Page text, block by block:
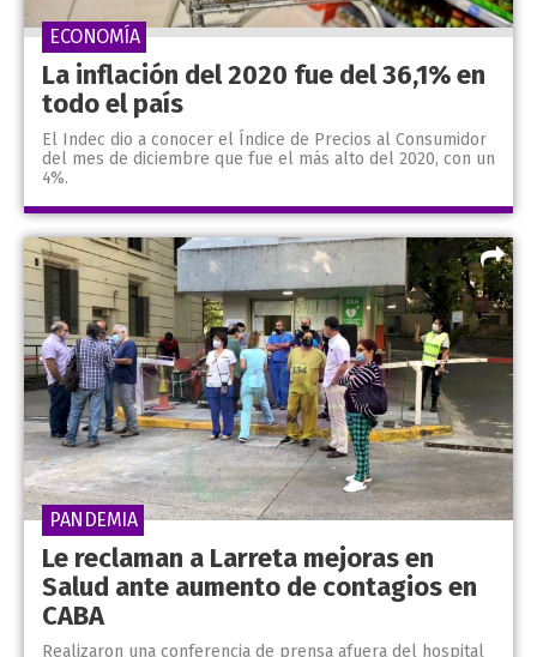
La inflación del 2020 fue del 36,1% en
todo el país
El Indec dio a conocer el Índice de Precios al Consumidor
del mes de diciembre que fue el más alto del 2020, con un
4%.
ECONOMÍA
Le reclaman a Larreta mejoras en
Salud ante aumento de contagios en
CABA
Realizaron una conferencia de prensa afuera del hospital
PANDEMIA